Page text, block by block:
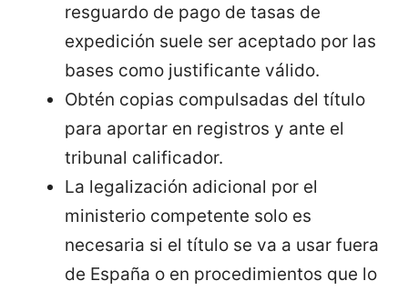
resguardo de pago de tasas de
expedición suele ser aceptado por las
bases como justificante válido.
Obtén copias compulsadas del título
para aportar en registros y ante el
tribunal calificador.
La legalización adicional por el
ministerio competente solo es
necesaria si el título se va a usar fuera
de España o en procedimientos que lo